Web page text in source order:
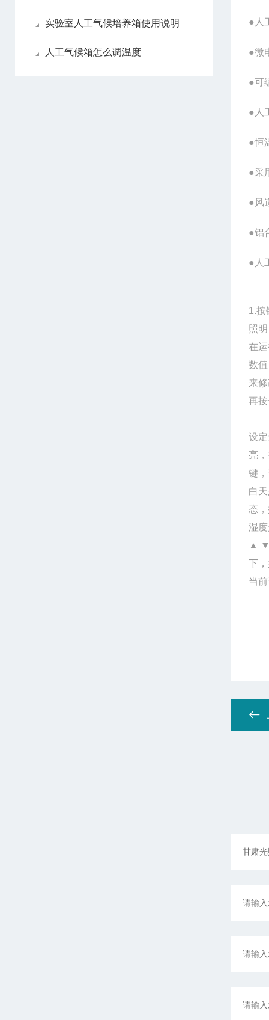
实验室人工气候培养箱使用说明
人工气候箱怎么调温度
●人
●微
●可
●人
●恒
●采
●风
●铝
●人
1.按
照
在
数
来
再
设
亮
键
白
态
湿
▲ ▼
下
当